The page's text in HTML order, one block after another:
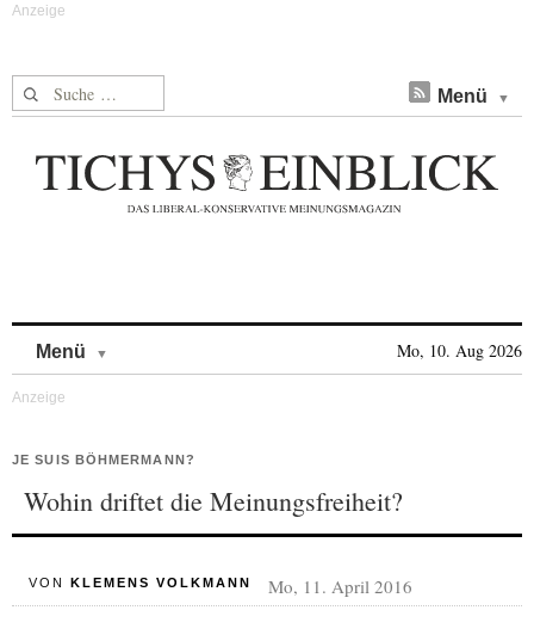
Suche nach: Menü
Menü Mo, 10. Aug 2026
JE SUIS BÖHMERMANN?
Wohin driftet die Meinungsfreiheit?
VON KLEMENS VOLKMANN Mo, 11. April 2016